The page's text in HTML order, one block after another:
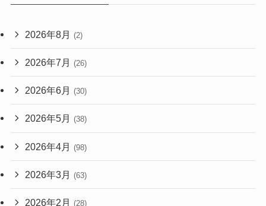
2026年8月 (2)
2026年7月 (26)
2026年6月 (30)
2026年5月 (38)
2026年4月 (98)
2026年3月 (63)
2026年2月 (28)